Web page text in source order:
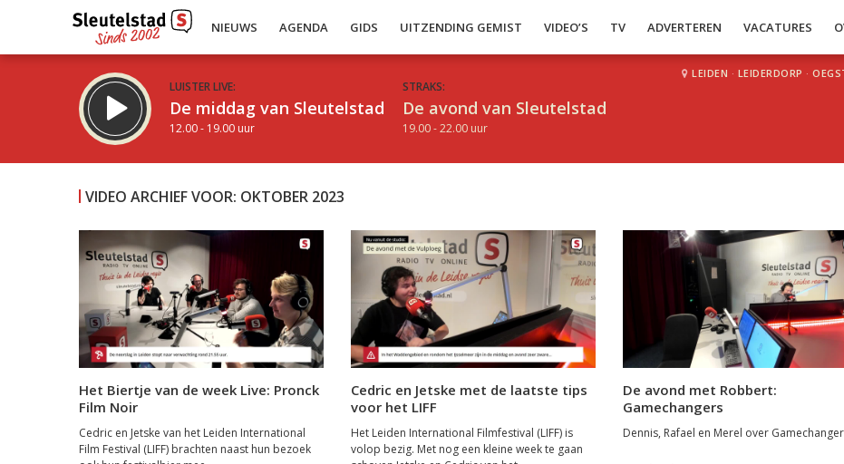
NIEUWS AGENDA GIDS UITZENDING GEMIST VIDEO’S TV ADVERTEREN VACATURES
LUISTER LIVE:
De middag van Sleutelstad
12.00 - 19.00 uur
STRAKS:
De avond van Sleutelstad
19.00 - 22.00 uur
LEIDEN · LEIDERDORP ·
Inklappen
VIDEO ARCHIEF VOOR: OKTOBER 2023
Het Biertje van de week Live: Pronck
Film Noir
Cedric en Jetske van het Leiden International
Film Festival (LIFF) brachten naast hun bezoek
Cedric en Jetske met de laatste tips
voor het LIFF
Het Leiden International Filmfestival (LIFF) is
volop bezig. Met nog een kleine week te gaan
De avond met Robbert:
Gamechangers
Dennis, Rafael en Merel over